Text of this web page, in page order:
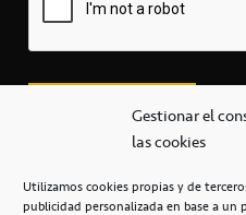
Gestionar el
las cookies
Utilizamos cookies propias y de
publicidad personalizada en base a